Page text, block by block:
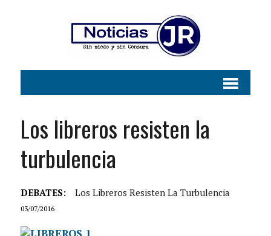
Los libreros resisten la
turbulencia
DEBATES: Los Libreros Resisten La Turbulencia
03/07/2016